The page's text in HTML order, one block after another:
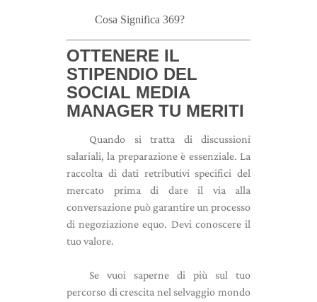
Cosa Significa 369?
OTTENERE IL
STIPENDIO DEL
SOCIAL MEDIA
MANAGER TU MERITI
Quando si tratta di discussioni
salariali, la preparazione è essenziale. La
raccolta di dati retributivi specifici del
mercato prima di dare il via alla
conversazione può garantire un processo
di negoziazione equo. Devi conoscere il
tuo valore.
Se vuoi saperne di più sul tuo
percorso di crescita nel selvaggio mondo